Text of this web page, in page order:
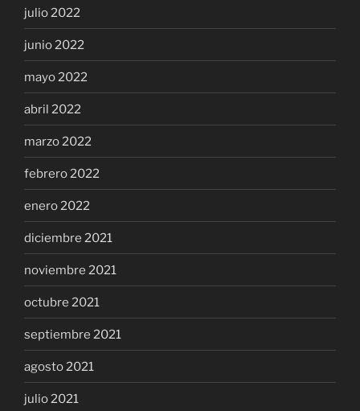
julio 2022
junio 2022
mayo 2022
abril 2022
marzo 2022
febrero 2022
enero 2022
diciembre 2021
noviembre 2021
octubre 2021
septiembre 2021
agosto 2021
julio 2021